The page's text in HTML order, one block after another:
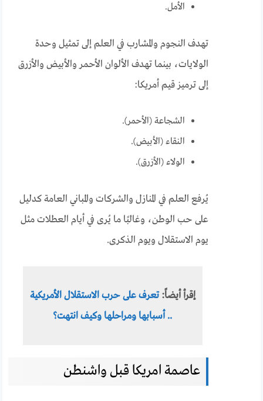
الأمل.
تهدف النجوم والمشارب في العلم إلى تمثيل وحدة
الولايات، بينما تهدف الألوان الأحمر والأبيض والأزرق
إلى ترميز قيم أمريكا:
الشجاعة (الأحمر).
النقاء (الأبيض).
الولاء (الأزرق).
يُرفع العلم في المنازل والشركات والمباني العامة كدليل
على حب الوطن، وغالبًا ما يُرى في أيام العطلات مثل
يوم الاستقلال ويوم الذكرى.
إقرأ أيضاً:تعرف على حرب الاستقلال الأمريكية
.. أسبابها ومراحلها وكيف انتهت؟
عاصمة امريكا قبل واشنطن